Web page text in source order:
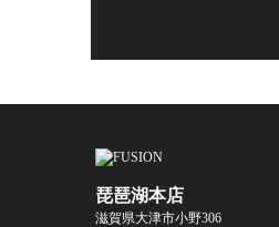
琵琶湖本店
滋賀県大津市小野306